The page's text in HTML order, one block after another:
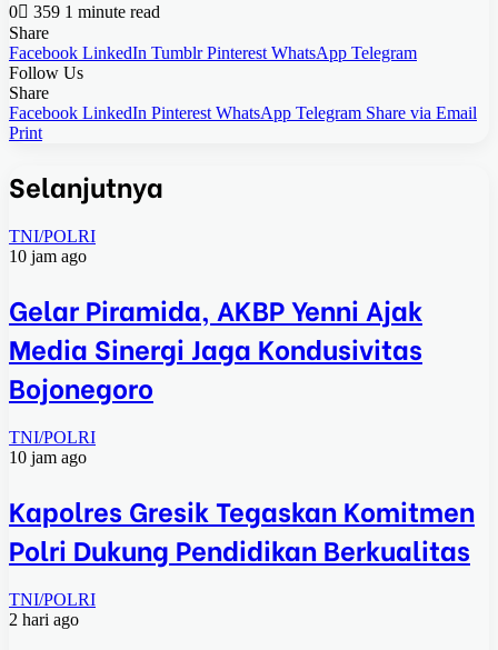
0
359 1 minute read
Share
Facebook LinkedIn Tumblr Pinterest WhatsApp Telegram
Follow Us
Share
Facebook LinkedIn Pinterest WhatsApp Telegram Share via Email
Print
Selanjutnya
TNI/POLRI
10 jam ago
Gelar Piramida, AKBP Yenni Ajak
Media Sinergi Jaga Kondusivitas
Bojonegoro
TNI/POLRI
10 jam ago
Kapolres Gresik Tegaskan Komitmen
Polri Dukung Pendidikan Berkualitas
TNI/POLRI
2 hari ago